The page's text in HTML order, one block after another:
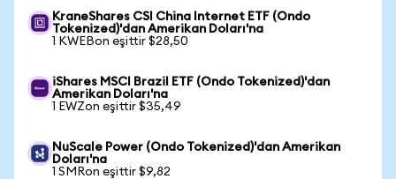
KraneShares CSI China Internet ETF (Ondo
Tokenized)'dan Amerikan Doları'na
1 KWEBon eşittir $28,50
iShares MSCI Brazil ETF (Ondo Tokenized)'dan
Amerikan Doları'na
1 EWZon eşittir $35,49
NuScale Power (Ondo Tokenized)'dan Amerikan
Doları'na
1 SMRon eşittir $9,82